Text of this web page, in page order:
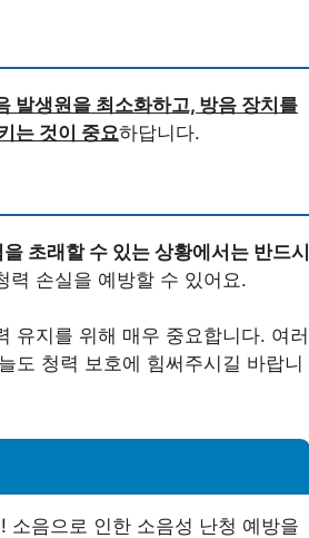
발생원을 최소화하고, 방음 장치를
는 것이 중요하답니다.
초래할 수 있는 상황에서는 반드시
력 손실을 예방할 수 있어요.
유지를 위해 매우 중요합니다. 여러
도 청력 보호에 힘써주시길 바랍니
소음으로 인한 소음성 난청 예방을